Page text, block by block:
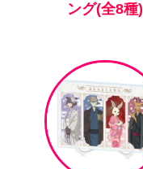
ング(全8種)